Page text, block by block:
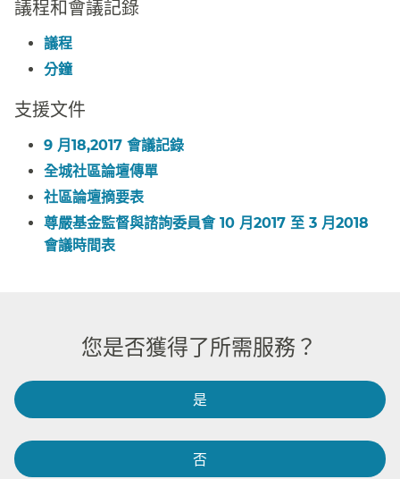
議程和會議記錄​​
議程​​
分鐘​​
支援文件​​
9 月18,2017 會議記錄​​
全城社區論壇傳單​​
社區論壇摘要表​​
尊嚴基金監督與諮詢委員會 10 月2017 至 3 月2018
會議時間表​​
您是否獲得了所需服務？​​
是​​
否​​